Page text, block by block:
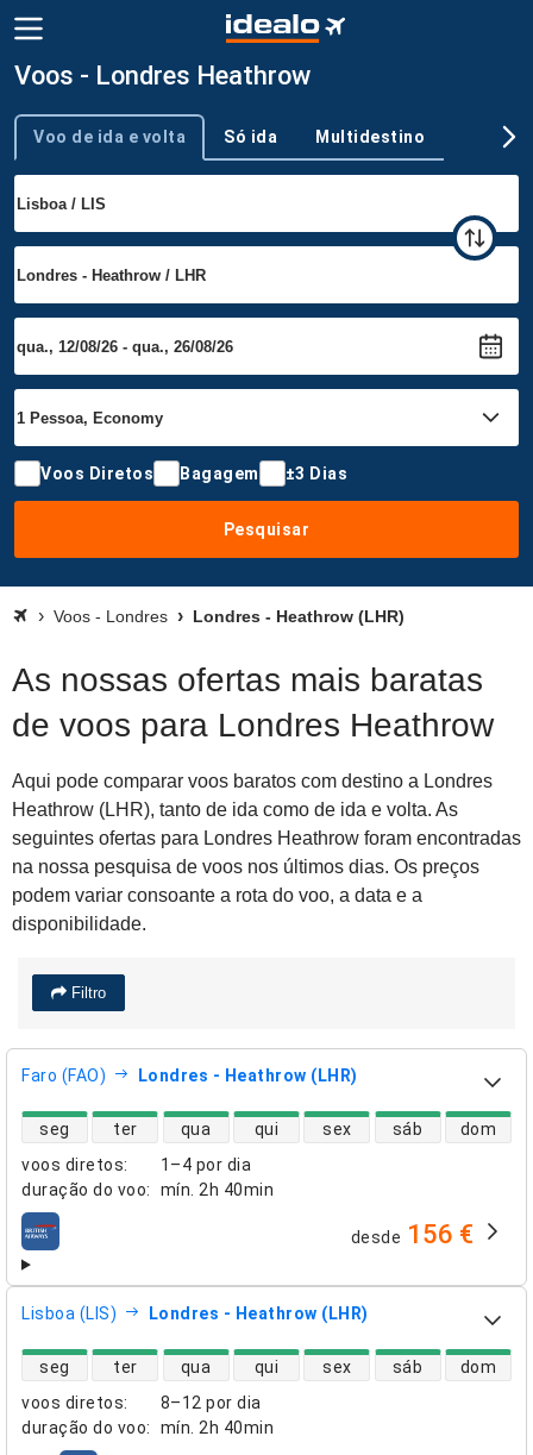
Voos - Londres Heathrow
Tipo de viagem
Voo de ida e volta Só ida Multidestino
Voos Diretos Bagagem ±3 Dias
Pesquisar
Voos - Londres Londres - Heathrow (LHR)
As nossas ofertas mais baratas
de voos para Londres Heathrow
Aqui pode comparar voos baratos com destino a Londres
Heathrow (LHR), tanto de ida como de ida e volta. As
seguintes ofertas para Londres Heathrow foram encontradas
na nossa pesquisa de voos nos últimos dias. Os preços
podem variar consoante a rota do voo, a data e a
disponibilidade.
Filtro
Faro (FAO) Londres - Heathrow (LHR)
voos diretos:
1–4 por dia
duração do voo: mín. 2h 40min
disponibilidade de voos diretos
seg ter qua qui sex sáb dom
companhias aéreas desde 156 €
Lisboa (LIS) Londres - Heathrow (LHR)
voos diretos:
8–12 por dia
duração do voo: mín. 2h 40min
disponibilidade de voos diretos
seg ter qua qui sex sáb dom